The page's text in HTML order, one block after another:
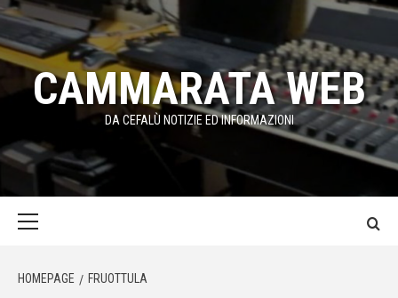
Passa
contenuto
CAMMARATA WEB
DA CEFALÙ NOTIZIE ED INFORMAZIONI
HOMEPAGE FRUOTTULA